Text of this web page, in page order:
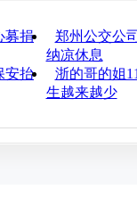
募捐
郑州公交公
纳凉休息
安抬
浙的哥的姐
生越来越少